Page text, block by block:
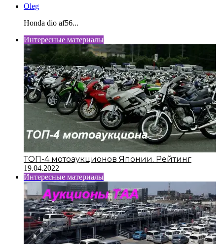
Oleg
Honda dio af56...
Интересные материалы
ТОП-4 мотоаукционов Японии. Рейтинг
19.04.2022
Интересные материалы